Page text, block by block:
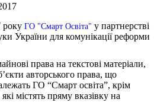
року ГО "Смарт Освіта" у партнерстві
України для комунікації реформи
права на текстові матеріали,
авторського права, що
ГО “Смарт освіта”, крім
містять пряму вказівку на